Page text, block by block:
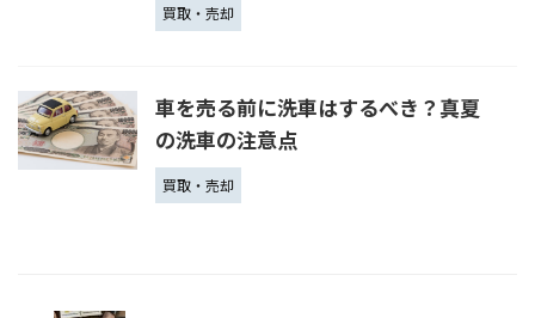
買取・売却
車を売る前に洗車はするべき？真夏
の洗車の注意点
買取・売却